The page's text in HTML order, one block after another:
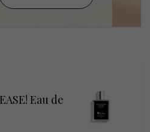
Eau de